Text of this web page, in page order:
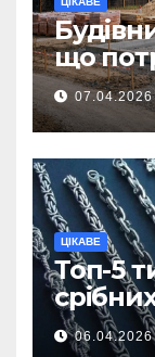
що
ЦІКАВЕ
Топ-5